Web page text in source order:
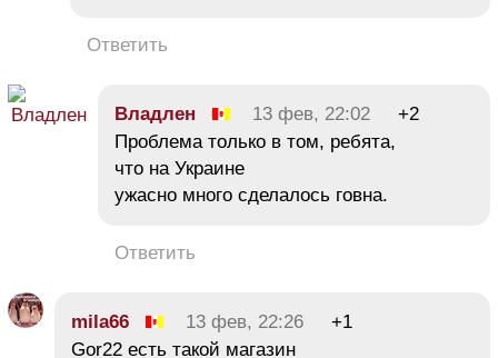
Ответить
Владлен 13 фев, 22:02
+2
Проблема только в том, ребята,
что на Украине
ужасно много сделалось говна.
Ответить
mila66 13 фев, 22:26
+1
Gor22 есть такой магазин